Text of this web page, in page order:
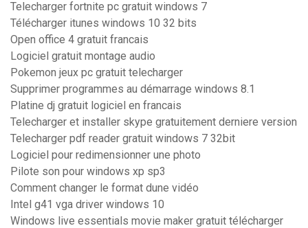
Telecharger fortnite pc gratuit windows 7
Télécharger itunes windows 10 32 bits
Open office 4 gratuit francais
Logiciel gratuit montage audio
Pokemon jeux pc gratuit telecharger
Supprimer programmes au démarrage windows 8.1
Platine dj gratuit logiciel en francais
Telecharger et installer skype gratuitement derniere version
Telecharger pdf reader gratuit windows 7 32bit
Logiciel pour redimensionner une photo
Pilote son pour windows xp sp3
Comment changer le format dune vidéo
Intel g41 vga driver windows 10
Windows live essentials movie maker gratuit télécharger